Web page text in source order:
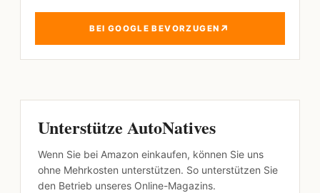
BEI GOOGLE BEVORZUGEN ↗
Unterstütze AutoNatives
Wenn Sie bei Amazon einkaufen, können Sie uns
ohne Mehrkosten unterstützen. So unterstützen Sie
den Betrieb unseres Online-Magazins.